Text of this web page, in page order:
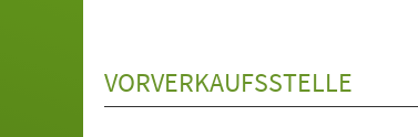
VORVERKAUFSSTELLE